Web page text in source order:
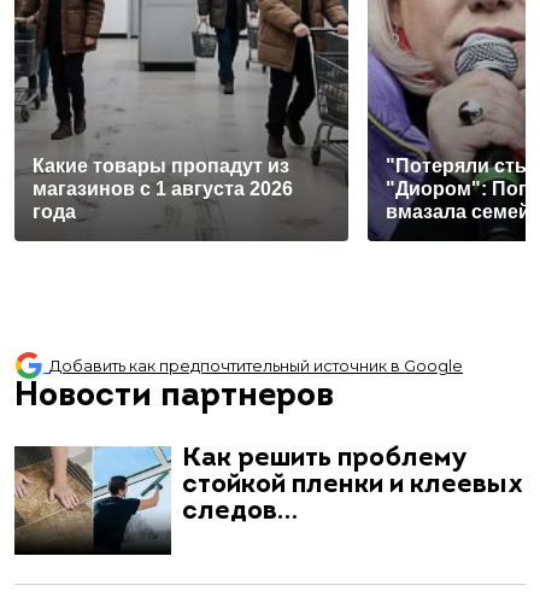
Какие товары пропадут из
магазинов с 1 августа 2026
года
"Потеряли
"Диором":
вмазала
Добавить как предпочтительный источник в Google
Новости партнеров
Как решить проблему
стойкой пленки и клеевых
следов…